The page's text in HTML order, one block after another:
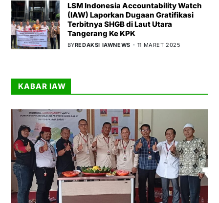
LSM Indonesia Accountability Watch
(IAW) Laporkan Dugaan Gratifikasi
Terbitnya SHGB di Laut Utara
Tangerang Ke KPK
BYREDAKSI IAWNEWS 11 MARET 2025
KABAR IAW